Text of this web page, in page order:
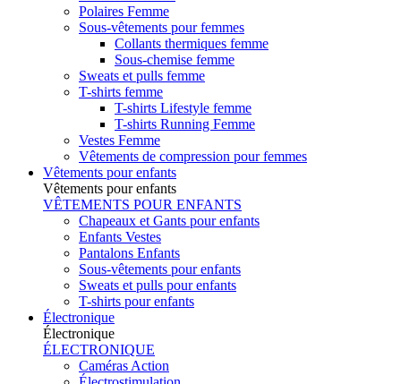
Polaires Femme
Sous-vêtements pour femmes
Collants thermiques femme
Sous-chemise femme
Sweats et pulls femme
T-shirts femme
T-shirts Lifestyle femme
T-shirts Running Femme
Vestes Femme
Vêtements de compression pour femmes
Vêtements pour enfants
Vêtements pour enfants
VÊTEMENTS POUR ENFANTS
Chapeaux et Gants pour enfants
Enfants Vestes
Pantalons Enfants
Sous-vêtements pour enfants
Sweats et pulls pour enfants
T-shirts pour enfants
Électronique
Électronique
ÉLECTRONIQUE
Caméras Action